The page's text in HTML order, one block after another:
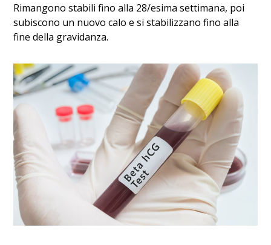
Rimangono stabili fino alla 28/esima settimana, poi
subiscono un nuovo calo e si stabilizzano fino alla
fine della gravidanza.